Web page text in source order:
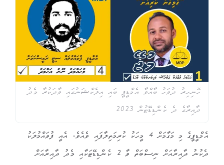
ހޮނިހިރު ދުވަހު ބާއްވާ އެމްޑީޕީ ބައި އިލެކްޝަނުގައި ވާދަކުރާ މެދު
ދާއިރާގެ ދެ ކެންޑިޑޭޓުން 2023
އެމްޑީޕީގެ މި މަގާމަށް 4 މީހަކު ކުރިމަތިލާފައި ވެއެވެ. އެއީ ފުވައްމުލަކު
ދެކުނު ދާއިރާއަށް ނިސްބަތް ވާ 2 ކެންޑިޑޭޓަކާއި މެދު ދާއިރާއަށް